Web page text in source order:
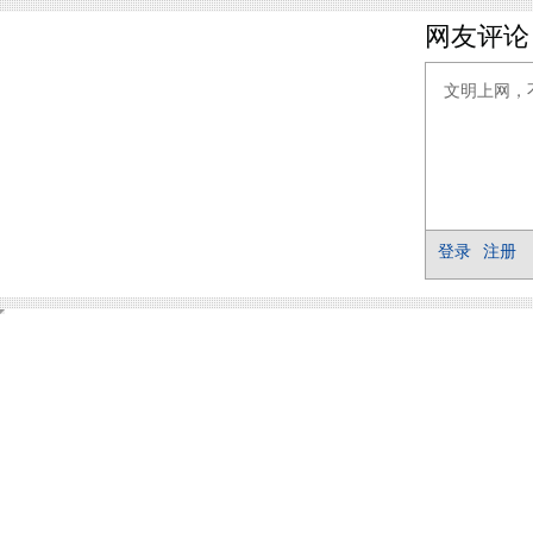
网友评论
登录 注册